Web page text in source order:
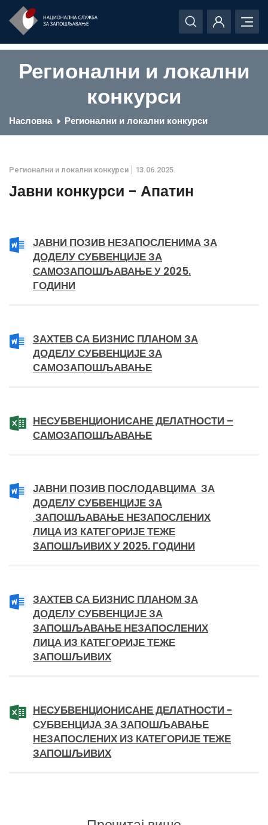
Регионални и локални
конкурси
Насловна Регионални и локални конкурси
Регионални и локални конкурси 13.06.2025.
Јавни конкурси - Апатин
ЈАВНИ ПОЗИВ НЕЗАПОСЛЕНИМА ЗА
ДОДЕЛУ СУБВЕНЦИЈЕ ЗА
САМОЗАПОШЉАВАЊЕ У 2025.
ГОДИНИ
ЗАХТЕВ СА БИЗНИС ПЛАНОМ ЗА
ДОДЕЛУ СУБВЕНЦИЈЕ ЗА
САМОЗАПОШЉАВАЊЕ
НЕСУБВЕНЦИОНИСАНЕ ДЕЛАТНОСТИ –
САМОЗАПОШЉАВАЊЕ
ЈАВНИ ПОЗИВ ПОСЛОДАВЦИМА ЗА
ДОДЕЛУ СУБВЕНЦИЈЕ ЗА
ЗАПОШЉАВАЊЕ НЕЗАПОСЛЕНИХ
ЛИЦА ИЗ КАТЕГОРИЈЕ ТЕЖЕ
ЗАПОШЉИВИХ У 2025. ГОДИНИ
ЗАХТЕВ СА БИЗНИС ПЛАНОМ ЗА
ДОДЕЛУ СУБВЕНЦИJЕ ЗА
ЗАПОШЉАВАЊЕ НЕЗАПОСЛЕНИХ
ЛИЦА ИЗ КАТЕГОРИЈЕ ТЕЖЕ
ЗАПОШЉИВИХ
НЕСУБВЕНЦИОНИСАНЕ ДЕЛАТНОСТИ -
СУБВЕНЦИЈА ЗА ЗАПОШЉАВАЊЕ
НЕЗАПОСЛЕНИХ ИЗ КАТЕГОРИЈЕ ТЕЖЕ
ЗАПОШЉИВИХ